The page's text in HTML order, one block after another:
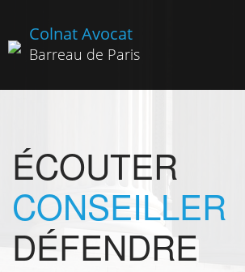
Colnat Avocat
Barreau de Paris
ÉCOUTER
CONSEILLER
DÉFENDRE